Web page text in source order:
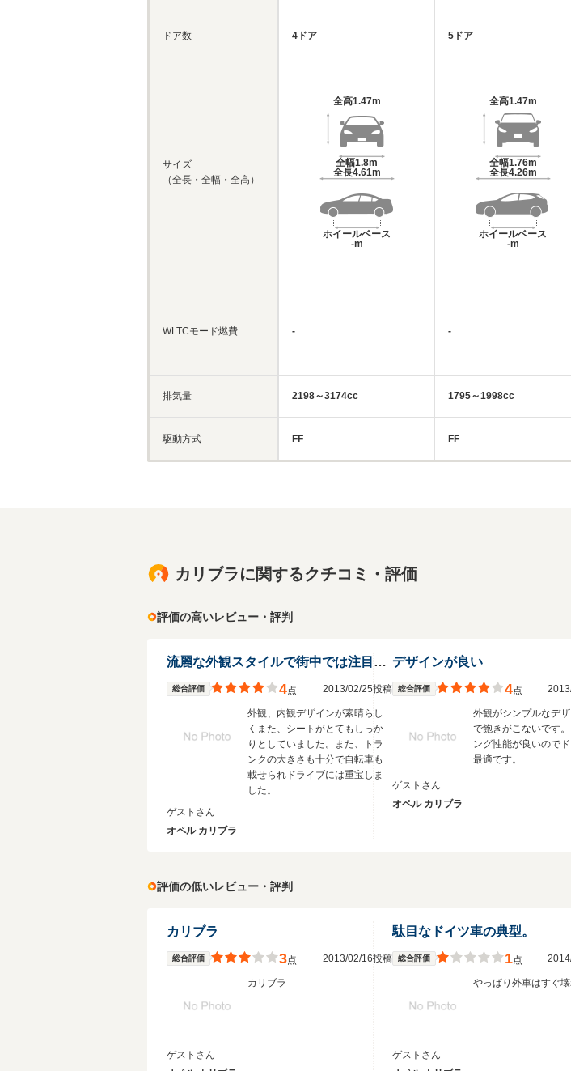
ドア数
サイズ
（全長・全幅・全高）
WLTCモード燃費
排気量
駆動方式
4ドア
全高1.47m
全幅1.8m
全長4.61m
ホイールベース
-m
-
2198～3174cc
FF
5ドア
全高1.47m
全幅1.76m
全長4.26m
ホイールベース
-m
-
1795～1998cc
FF
カリブラに関するクチコミ・評価
評価の高いレビュー・評判
流麗な外観スタイルで街中では注目の的
総合評価 4点 2013/02/25投稿
外観、内観デザインが素晴らし
くまた、シートがとてもしっか
りとしていました。また、トラ
ンクの大きさも十分で自転車も
載せられドライブには重宝しま
した。
ゲストさん
オペル カリブラ
デザインが良い
総合評価 4点
外観がシンプルなデ
で飽きがこないです。
ング性能が良いので
最適です。
ゲストさん
オペル カリブラ
評価の低いレビュー・評判
カリブラ
総合評価 3点 2013/02/16投稿
カリブラ
ゲストさん
駄目なドイツ車の典型。
総合評価 1点
やっぱり外車はすぐ壊
ゲストさん